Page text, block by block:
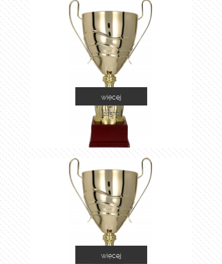
2057C
więcej
więcej